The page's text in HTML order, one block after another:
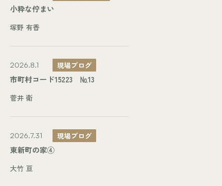
小粋な佇まい
塚野 有香
2026.8.1 現場ブログ
市町村コード15223 №13
菅井 衛
2026.7.31 現場ブログ
東新町の家④
大竹 亘